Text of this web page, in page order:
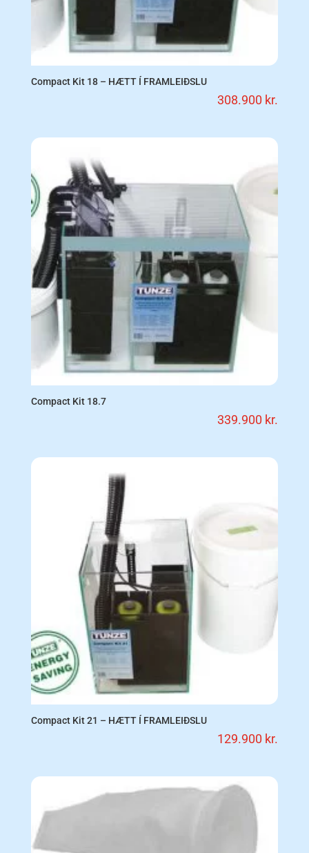
Compact Kit 18 – HÆTT Í FRAMLEIÐSLU
308.900 kr.
Compact Kit 18.7
339.900 kr.
Compact Kit 21 – HÆTT Í FRAMLEIÐSLU
129.900 kr.